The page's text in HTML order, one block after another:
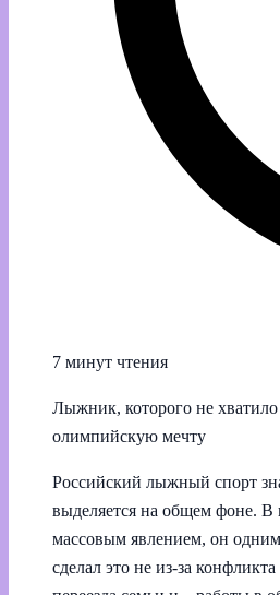
7 минут чтения
Лыжник, которого не
олимпийскую мечту
Российский лыжный спорт
выделяется на общем фоне. В
массовым явлением, он
сделал это не из-за